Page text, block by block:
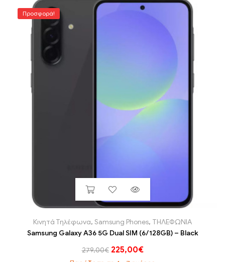
Προσφορά!
Κινητά Τηλέφωνα, Samsung Phones, ΤΗΛΕΦΩΝΙΑ
Samsung Galaxy A36 5G Dual SIM (6/128GB) – Black
279,00€ 225,00€